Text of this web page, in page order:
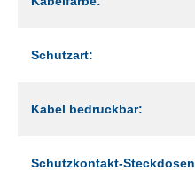
Schutzart:
Kabel bedruckbar:
Schutzkontakt-Steckdosen